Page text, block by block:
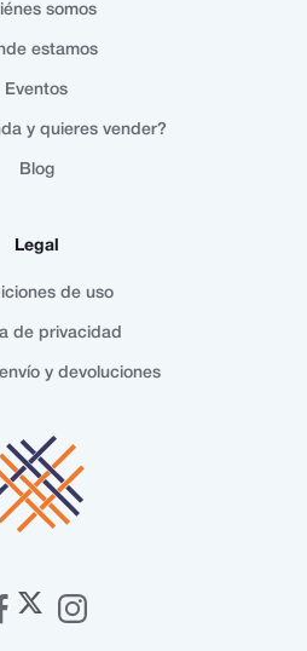
somos
estamos
Eventos
y quieres vender?
Blog
Legal
de uso
de privacidad
y devoluciones